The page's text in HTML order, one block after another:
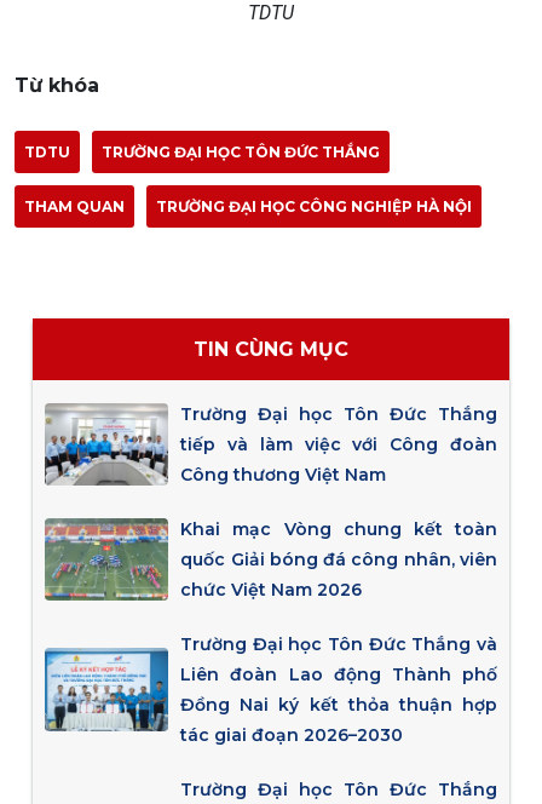
TDTU
Từ khóa
TDTU TRƯỜNG ĐẠI HỌC TÔN ĐỨC THẮNG
THAM QUAN TRƯỜNG ĐẠI HỌC CÔNG NGHIỆP HÀ NỘI
TIN CÙNG MỤC
Trường Đại học Tôn Đức Thắng
tiếp và làm việc với Công đoàn
Công thương Việt Nam
Khai mạc Vòng chung kết toàn
quốc Giải bóng đá công nhân, viên
chức Việt Nam 2026
Trường Đại học Tôn Đức Thắng và
Liên đoàn Lao động Thành phố
Đồng Nai ký kết thỏa thuận hợp
tác giai đoạn 2026–2030
Trường Đại học Tôn Đức Thắng